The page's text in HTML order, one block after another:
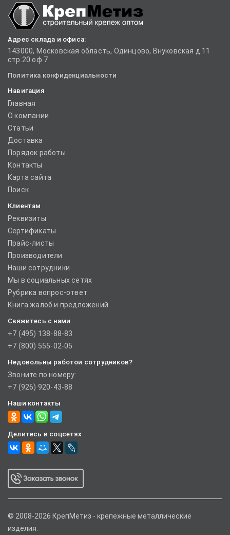
Адрес склада и офиса:
143000, Московская область, Одинцово, Внуковская д.11
стр.20 оф.7
Политика конфиденциальности
Навигация
Главная
О компании
Статьи
Доставка
Порядок работы
Контакты
Карта сайта
Поиск
Клиентам
Реквизиты
Сертификаты
Прайс-листы
Производители
Наши сотрудники
Мы в социальных сетях
Рубрика вопрос-ответ
Книга жалоб и предложений
Свяжитесь с нами
+7 (495) 138-88-83
+7 (800) 555-02-05
Недовольны работой сотрудников?
Звоните по номеру:
+7 (926) 920-43-88
Наши контакты
Делитесь в соцсетях
© 2008-2026 КрепМетиз - крепежные металлические
изделия.